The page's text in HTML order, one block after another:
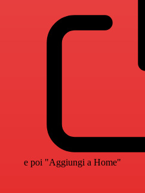
e poi "Aggiungi a Home"